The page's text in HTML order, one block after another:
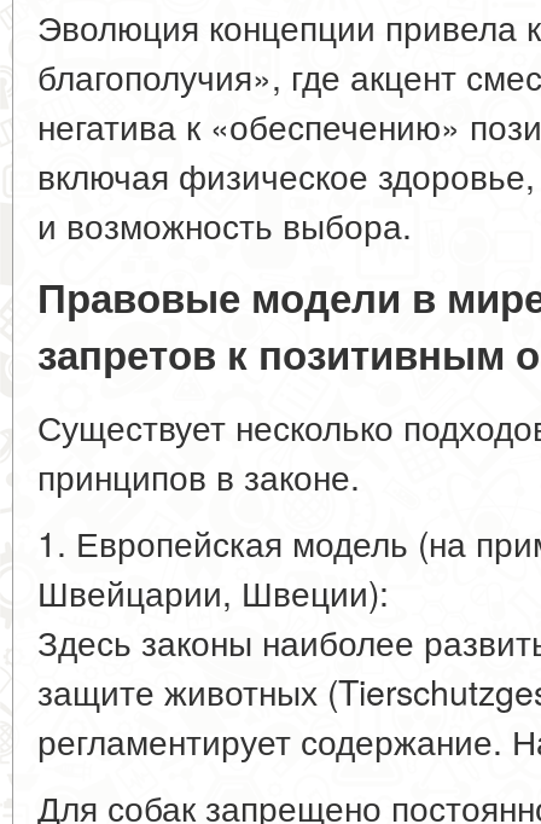
Эволюция концепции привела
благополучия», где акцент
негатива к «обеспечению»
включая физическое
и возможность выбора.
Правовые модели в
запретов к позитивным
Существует несколько
принципов в законе.
1. Европейская модель (на
Швейцарии, Швеции):
Здесь законы наиболее
защите животных
регламентирует содержание.
Для собак запрещено